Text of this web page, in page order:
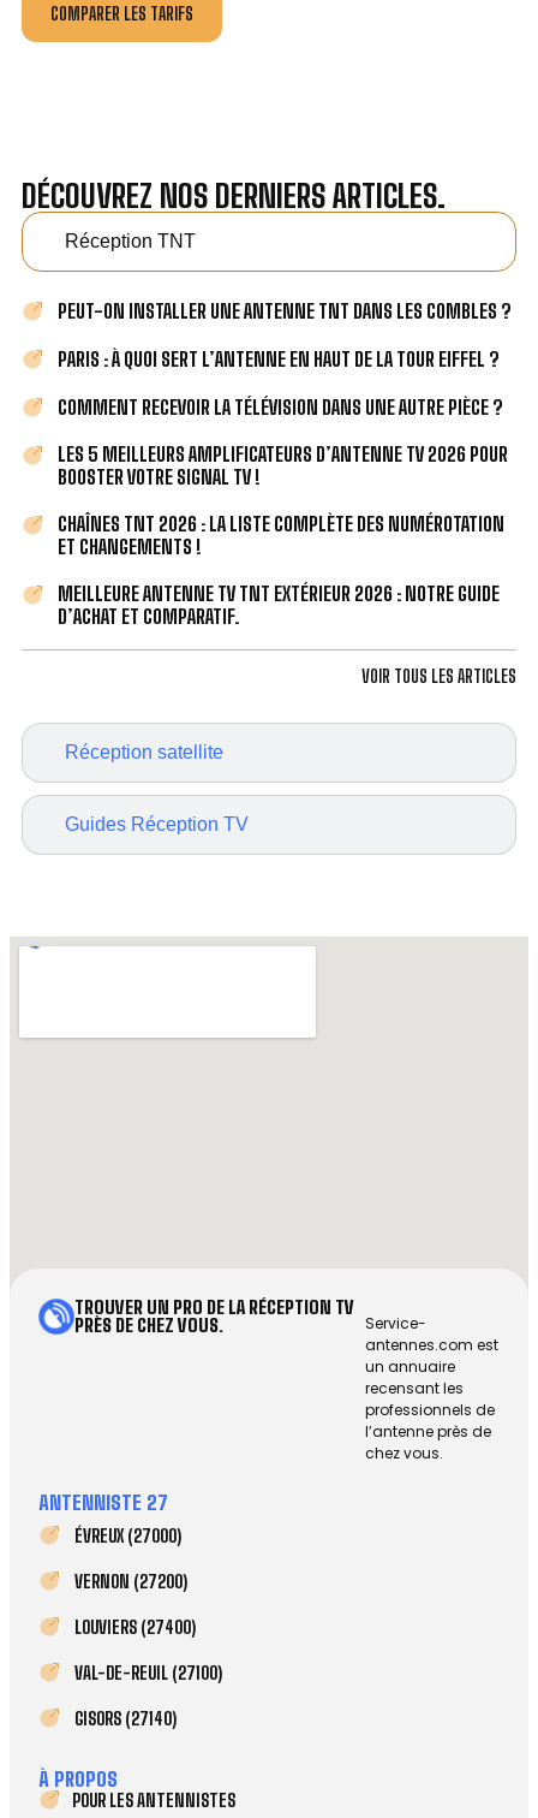
COMPARER LES TARIFS
DÉCOUVREZ NOS DERNIERS ARTICLES.
Réception TNT
Réception satellite
Guides Réception TV
PEUT-ON INSTALLER UNE ANTENNE TNT DANS LES COMBLES ?
PARIS : À QUOI SERT L’ANTENNE EN HAUT DE LA TOUR EIFFEL ?
COMMENT RECEVOIR LA TÉLÉVISION DANS UNE AUTRE PIÈCE ?
LES 5 MEILLEURS AMPLIFICATEURS D’ANTENNE TV 2026 POUR
BOOSTER VOTRE SIGNAL TV !
CHAÎNES TNT 2026 : LA LISTE COMPLÈTE DES NUMÉROTATION
ET CHANGEMENTS !
MEILLEURE ANTENNE TV TNT EXTÉRIEUR 2026 : NOTRE GUIDE
D’ACHAT ET COMPARATIF.
VOIR TOUS LES ARTICLES
TROUVER UN PRO DE LA RÉCEPTION TV
PRÈS DE CHEZ VOUS.
Service-
antennes.com est
un annuaire
recensant les
professionnels de
l’antenne près de
chez vous.
ANTENNISTE 27
ÉVREUX (27000)
VERNON (27200)
LOUVIERS (27400)
VAL-DE-REUIL (27100)
GISORS (27140)
À PROPOS
POUR LES ANTENNISTES